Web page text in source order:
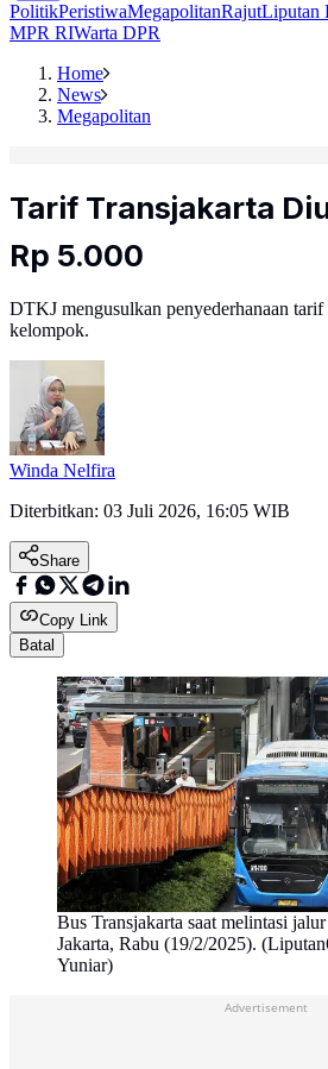
PolitikPeristiwaMegapolitanRajutLiputan
MPR RIWarta DPR
Home
News
Megapolitan
Tarif Transjakarta
Rp 5.000
DTKJ mengusulkan penyederhanaan
kelompok.
Winda Nelfira
Diterbitkan: 03 Juli 2026, 16:05 WIB
Share
Copy Link
Batal
Bus Transjakarta saat melintasi
Jakarta, Rabu (19/2/2025).
Yuniar)
Advertisement